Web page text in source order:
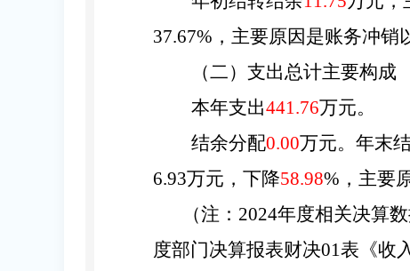
37.67%，主要原因是账务冲销
（二） 支出总计主要构成
本年支出441.76万元。
结余分配0.00万元。年末
6.93万元，下降58.98%，主要
（注 ： 2024年度相关决算
度部门决算报表财决01表《收